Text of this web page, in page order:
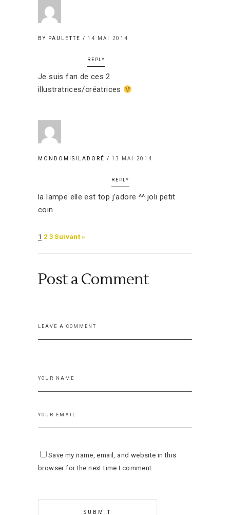
BY PAULETTE 14 MAI 2014
REPLY
Je suis fan de ces 2
illustratrices/créatrices
MONDOMISILADORÉ 13 MAI 2014
REPLY
la lampe elle est top j’adore ^^ joli petit
coin
1 2 3 Suivant »
Post a Comment
Save my name, email, and website in this
browser for the next time I comment.